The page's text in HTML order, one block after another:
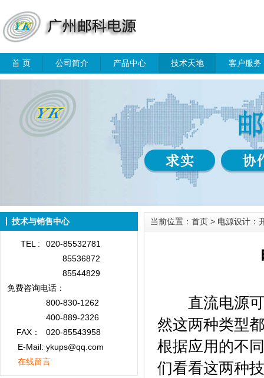
首 页 公司简介 产品中心 技术天地 客户服务
技术与销售中心
TEL :
020-85532781
85536872
85544829
免费咨询电话：
800-830-1262
400-889-2326
FAX：
020-85543958
E-Mail: ykups@qq.com
在线留言
当前位置： 首页 > 电源设计：
直流电源可
然这两种类型
根据应用的不
们看看这两种